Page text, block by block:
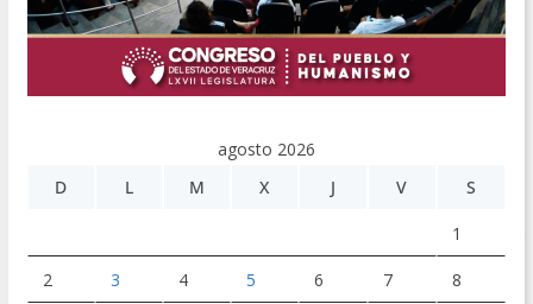
agosto 2026
D
L M X J V S
1
2 3 4 5 6 7 8